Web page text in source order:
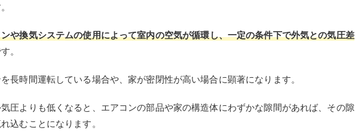
や換気システムの使用によって室内の空気が循環し、一定の条件下で外気との気圧差
。
長時間運転している場合や、家が密閉性が高い場合に顕著になります。
圧よりも低くなると、エアコンの部品や家の構造体にわずかな隙間があれば、その隙
込むことになります。